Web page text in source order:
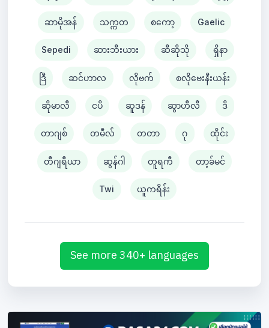
ဆာမိုအန် သက္ကတ စကော့ Gaelic
Sepedi ဆားဘီးယား ဆီဆိုသို ရှိုနာ
ဒြီ ဆင်ဟာလ လိုဗက် စလိုဗေးနီးယန်း
ဆိုမာလီ ငပိ ဆူဒန် ဆွာဟီလီ ဒိ
တာဂျစ် တမီလ် တတာ ဂု ထိုင်း
တီဂျရီယာ ဆွန်ဂါ တူရကီ တာ့ခ်မင်
Twi ယူကရိန်း
See more 340+ languages